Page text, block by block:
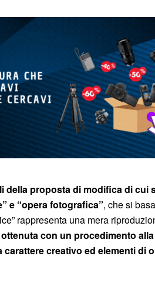
della proposta di modifica di cui
e “opera fotografica”, che si
rappresenta una mera
con un procedimento
creativo ed elementi di